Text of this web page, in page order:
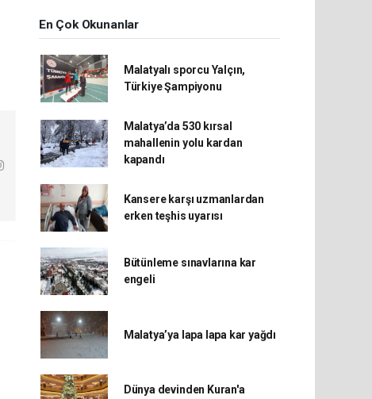
En Çok Okunanlar
Malatyalı sporcu Yalçın,
Türkiye Şampiyonu
Malatya’da 530 kırsal
mahallenin yolu kardan
kapandı
Kansere karşı uzmanlardan
erken teşhis uyarısı
Bütünleme sınavlarına kar
engeli
Malatya’ya lapa lapa kar yağdı
Dünya devinden Kuran'a